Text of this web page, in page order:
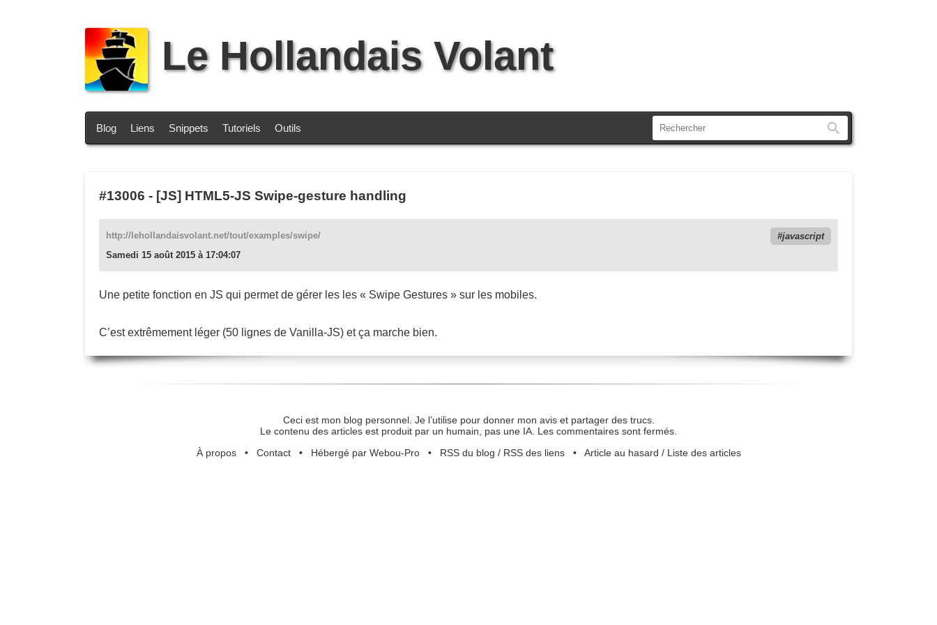
Le Hollandais Volant
Blog Liens Snippets Tutoriels Outils
#13006 - [JS] HTML5-JS Swipe-gesture handling
http://lehollandaisvolant.net/tout/examples/swipe/
javascript
Samedi 15 août 2015 à 17:04:07
Une petite fonction en JS qui permet de gérer les les « Swipe Gestures » sur les mobiles.
C’est extrêmement léger (50 lignes de Vanilla-JS) et ça marche bien.
Ceci est mon blog personnel. Je l’utilise pour donner mon avis et partager des trucs.
Le contenu des articles est produit par un humain, pas une IA. Les commentaires sont fermés.
À propos• Contact• Hébergé par Webou-Pro• RSS du blog / RSS des liens• Article au hasard / Liste des articles